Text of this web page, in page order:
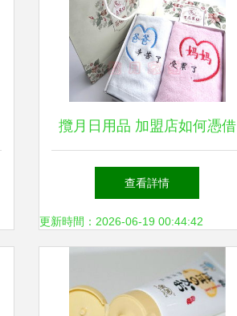
攬月日用品 加盟店如何憑借
優質產品與眾不同的經營之道
成為行業翹楚？
查看詳情
更新時間：2026-06-19 00:44:42